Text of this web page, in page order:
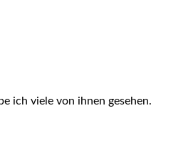
ich viele von ihnen gesehen.